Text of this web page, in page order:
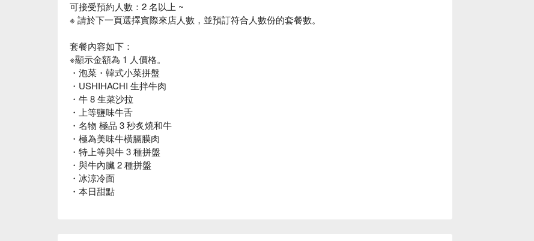
可接受預約人數：2 名以上 ~
※ 請於下一頁選擇實際來店人數，並預訂符合人數份的套餐數。
套餐內容如下：
※顯示金額為 1 人價格。
・泡菜・韓式小菜拼盤
・USHIHACHI 生拌牛肉
・牛 8 生菜沙拉
・上等鹽味牛舌
・名物 極品 3 秒炙燒和牛
・極為美味牛橫膈膜肉
・特上等與牛 3 種拼盤
・與牛內臟 2 種拼盤
・冰涼冷面
・本日甜點